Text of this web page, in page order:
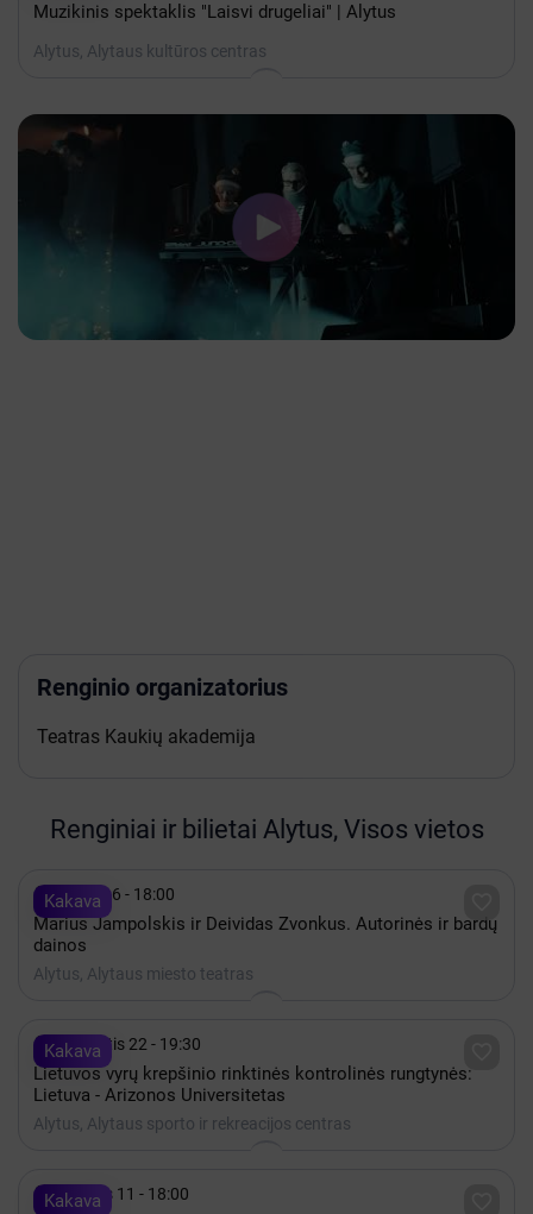
Muzikinis spektaklis "Laisvi drugeliai" | Alytus
Alytus, Alytaus kultūros centras
Renginio organizatorius
Teatras Kaukių akademija
Renginiai ir bilietai Alytus, Visos vietos
Kakava
 Spalis 16 - 18:00
Marius Jampolskis ir Deividas Zvonkus. Autorinės ir bardų
dainos
Alytus, Alytaus miesto teatras
Kakava
 Rugpjūtis 22 - 19:30
Lietuvos vyrų krepšinio rinktinės kontrolinės rungtynės:
Lietuva - Arizonos Universitetas
Alytus, Alytaus sporto ir rekreacijos centras
Kakava
 Gruodis 11 - 18:00